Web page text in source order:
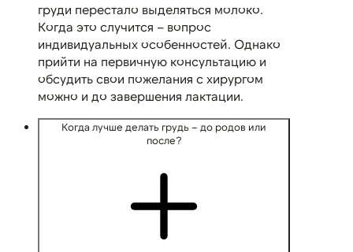
груди перестало выделяться молоко.
Когда это случится – вопрос
индивидуальных особенностей. Однако
прийти на первичную консультацию и
обсудить свои пожелания с хирургом
можно и до завершения лактации.
Когда лучше делать грудь – до родов или
после?